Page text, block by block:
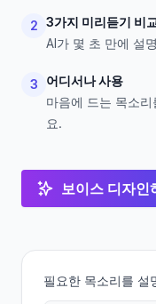
2 3가지 미리듣기 비
AI가 몇 초 만에 설
3
어디서나 사용
마음에 드는 목소
요.
보이스 디자인
필요한 목소리를 설